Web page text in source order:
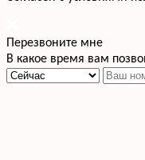
Перезвоните мне
В какое время вам